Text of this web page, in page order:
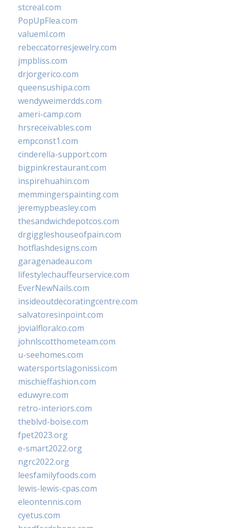
stcreal.com
PopUpFlea.com
valueml.com
rebeccatorresjewelry.com
jmpbliss.com
drjorgerico.com
queensushipa.com
wendyweimerdds.com
ameri-camp.com
hrsreceivables.com
empconst1.com
cinderella-support.com
bigpinkrestaurant.com
inspirehuahin.com
memmingerspainting.com
jeremypbeasley.com
thesandwichdepotcos.com
drgiggleshouseofpain.com
hotflashdesigns.com
garagenadeau.com
lifestylechauffeurservice.com
EverNewNails.com
insideoutdecoratingcentre.com
salvatoresinpoint.com
jovialfloralco.com
johnlscotthometeam.com
u-seehomes.com
watersportslagonissi.com
mischieffashion.com
eduwyre.com
retro-interiors.com
theblvd-boise.com
fpet2023.org
e-smart2022.org
ngrc2022.org
leesfamilyfoods.com
lewis-lewis-cpas.com
eleontennis.com
cyetus.com